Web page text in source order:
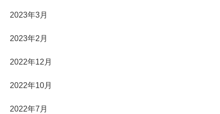
2023年3月
2023年2月
2022年12月
2022年10月
2022年7月